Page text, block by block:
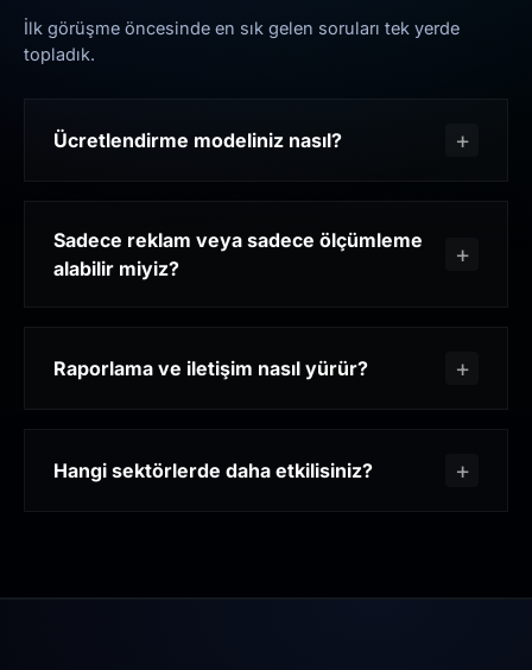
İlk görüşme öncesinde en sık gelen soruları tek yerde
topladık.
Ücretlendirme modeliniz nasıl?
Sadece reklam veya sadece ölçümleme
alabilir miyiz?
Raporlama ve iletişim nasıl yürür?
Hangi sektörlerde daha etkilisiniz?